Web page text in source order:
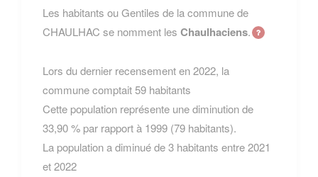
Les habitants ou Gentiles de la commune de
CHAULHAC se nomment les Chaulhaciens.
Lors du dernier recensement en 2022, la
commune comptait 59 habitants
Cette population représente une diminution de
33,90 % par rapport à 1999 (79 habitants).
La population a diminué de 3 habitants entre 2021
et 2022